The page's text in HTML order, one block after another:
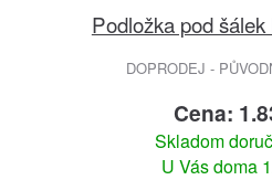
Podložka pod
DOPRODEJ -
Cena:
Skladom
U Vás doma